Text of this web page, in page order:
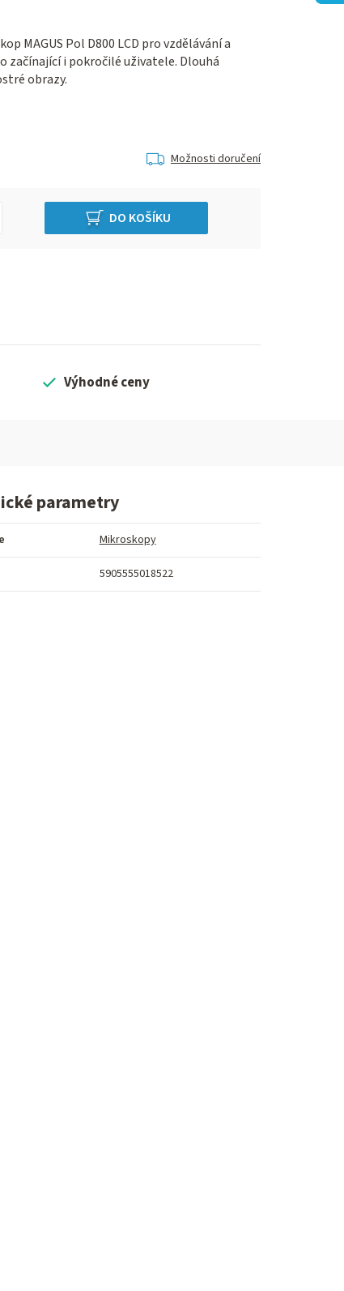
MAGUS Pol D800 LCD pro vzdělávání a
začínající i pokročilé uživatele. Dlouhá
obrazy.
Možnosti doručení
DO KOŠÍKU
Výhodné ceny
parametry
Mikroskopy
5905555018522